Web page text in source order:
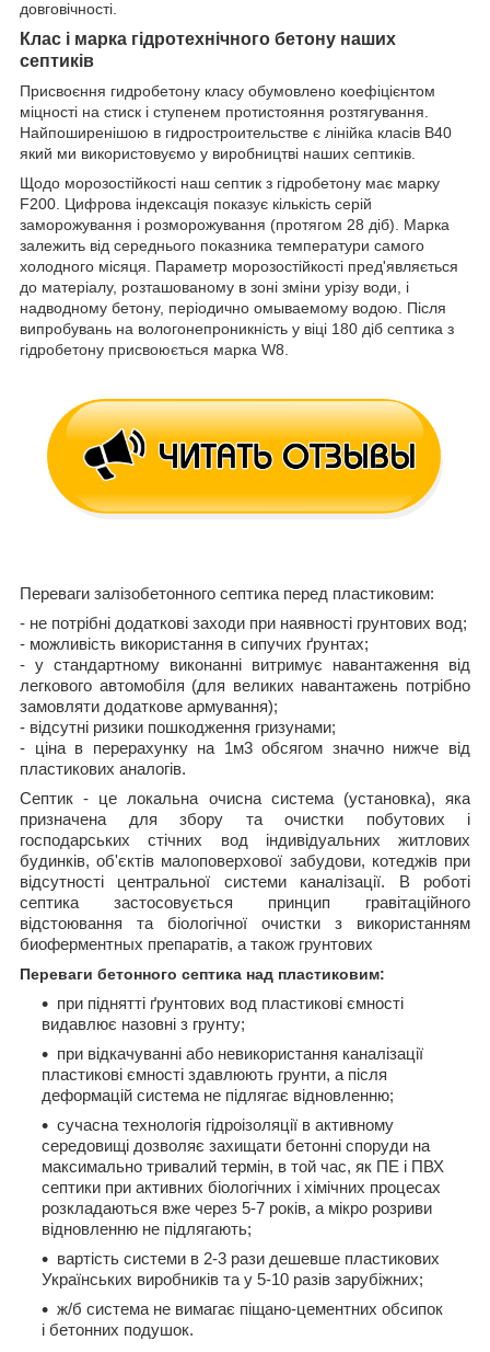
довговічності.
Клас і марка гідротехнічного бетону наших
септиків
Присвоєння гидробетону класу обумовлено коефіцієнтом
міцності на стиск і ступенем протистояння розтягування.
Найпоширенішою в гидростроительстве є лінійка класів В40
який ми використовуємо у виробництві наших септиків.
Щодо морозостійкості наш септик з гідробетону має марку
F200. Цифрова індексація показує кількість серій
заморожування і розморожування (протягом 28 діб). Марка
залежить від середнього показника температури самого
холодного місяця. Параметр морозостійкості пред'являється
до матеріалу, розташованому в зоні зміни урізу води, і
надводному бетону, періодично омываемому водою. Після
випробувань на вологонепроникність у віці 180 діб септика з
гідробетону присвоюється марка W8.
Переваги залізобетонного септика перед пластиковим:
- не потрібні додаткові заходи при наявності грунтових вод;
- можливість використання в сипучих ґрунтах;
- у стандартному виконанні витримує навантаження від
легкового автомобіля (для великих навантажень потрібно
замовляти додаткове армування);
- відсутні ризики пошкодження гризунами;
- ціна в перерахунку на 1м3обсягом значно нижче від
пластикових аналогів.
Септик - це локальна очисна система (установка), яка
призначена для збору та очистки побутових і
господарських стічних вод індивідуальних житлових
будинків, об'єктів малоповерхової забудови, котеджів при
відсутності центральної системи каналізації. В роботі
септика застосовується принцип гравітаційного
відстоювання та біологічної очистки з використанням
биоферментных препаратів, а також грунтових
Переваги бетонного септика над пластиковим:
при піднятті ґрунтових вод пластикові ємності
видавлює назовні з грунту;
при відкачуванні або невикористання каналізації
пластикові ємності здавлюють грунти, а після
деформацій система не підлягає відновленню;
сучасна технологія гідроізоляції в активному
середовищі дозволяє захищати бетонні споруди на
максимально тривалий термін, в той час, як ПЕ і ПВХ
септики при активних біологічних і хімічних процесах
розкладаються вже через 5-7 років, а мікро розриви
відновленню не підлягають;
вартість системи в 2-3 рази дешевше пластикових
Українських виробників та у 5-10 разів зарубіжних;
ж/б система не вимагає піщано-цементних обсипок
і бетонних подушок.